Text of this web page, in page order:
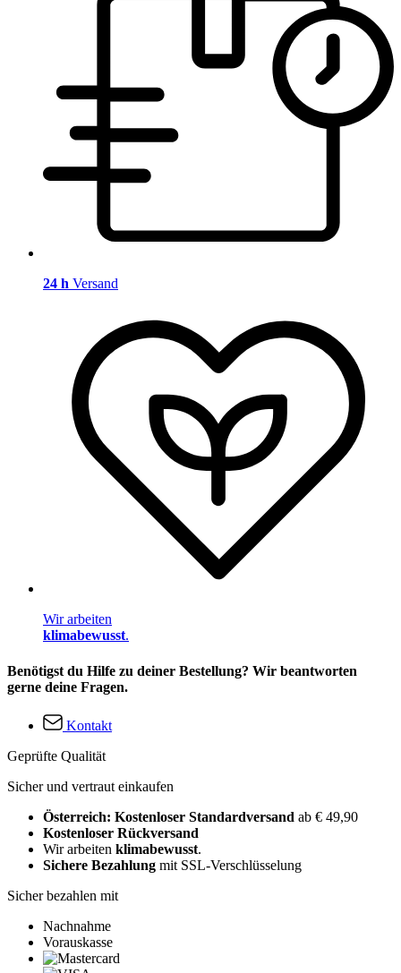
24 h Versand
Wir arbeiten
klimabewusst.
Benötigst du Hilfe zu deiner Bestellung? Wir beantworten
gerne deine Fragen.
Kontakt
Geprüfte Qualität
Sicher und vertraut einkaufen
Österreich: Kostenloser Standardversand ab € 49,90
Kostenloser Rückversand
Wir arbeiten klimabewusst.
Sichere Bezahlung mit SSL-Verschlüsselung
Sicher bezahlen mit
Nachnahme
Vorauskasse